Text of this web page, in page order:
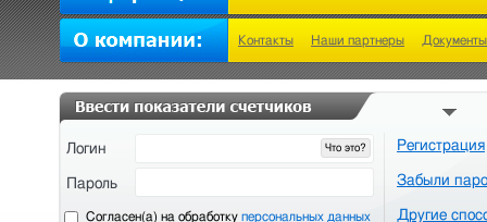
Контакты Наши партнеры Документы
Что это?
Логин Регистрация
Забыли
Другие
Пароль
Cогласен(а) на обработку персональных данных